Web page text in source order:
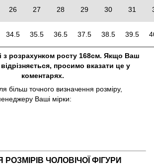
26 27 28 29 30 31
34.5 35.5 36.5 37.5 38.5 39.5
з розрахунком росту 168см. Якщо Ваш
відрізняється, просимо вказати це у
коментарях.
більш точного визначення розміру,
Ваші мірки:
ЧОЛОВІЧОЇ ФІГУРИ